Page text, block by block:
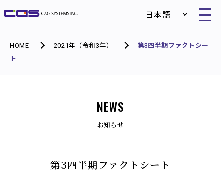
HOME 2021年（令和3年）
第3四半期ファクトシー
ト
NEWS
お知らせ
第3四半期ファクトシート